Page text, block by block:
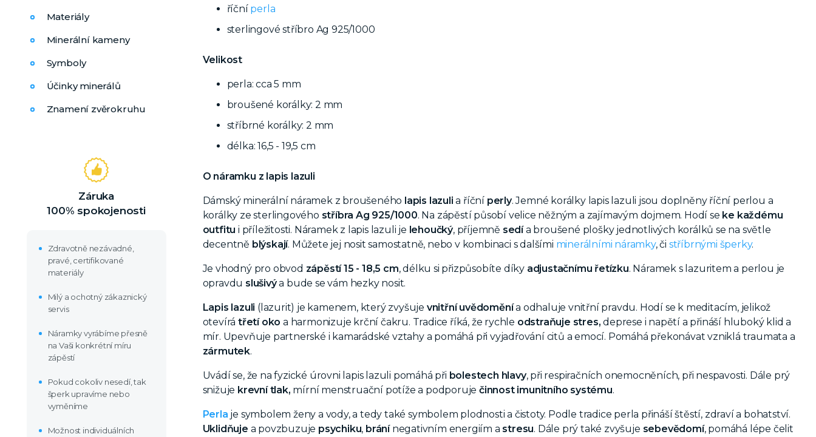
Materiály
Minerální kameny
Symboly
Účinky minerálů
Znamení zvěrokruhu
Záruka
100% spokojenosti
Zdravotně nezávadné,
pravé, certifikované
materiály
Milý a ochotný zákaznický
servis
Náramky vyrábíme přesně
na Vaši konkrétní míru
zápěstí
Pokud cokoliv nesedí, tak
šperk upravíme nebo
vyměníme
Možnost individuálních
říční perla
sterlingové stříbro Ag 925/1000
Velikost
perla: cca 5 mm
broušené korálky: 2 mm
stříbrné korálky: 2 mm
délka: 16,5 - 19,5 cm
O náramku z lapis lazuli
Dámský minerální náramek z broušeného lapis lazulia říční perly. Jemné korálky lapis lazuli jsou doplněny říční perlou a
korálky ze sterlingového stříbra Ag 925/1000. Na zápěstí působí velice něžným a zajímavým dojmem. Hodí se ke každému
outfitu i příležitosti. Náramek z lapis lazuli je lehoučký, příjemně sedía broušené plošky jednotlivých korálků se na světle
decentně blýskají. Můžete jej nosit samostatně, nebo v kombinaci s dalšími minerálními náramky, či stříbrnými šperky.
Je vhodný pro obvod zápěstí 15 - 18,5 cm, délku si přizpůsobíte díky adjustačnímu řetízku. Náramek s lazuritem a perlou je
opravdu slušivýa bude se vám hezky nosit.
Lapis lazuli (lazurit) je kamenem, který zvyšuje vnitřní uvědoměnía odhaluje vnitřní pravdu. Hodí se k meditacím, jelikož
otevírátřetí okoa harmonizuje krční čakru. Tradice říká, že rychle odstraňuje stres,deprese i napětí a přináší hluboký klid a
mír. Upevňuje partnerské i kamarádské vztahy a pomáhá při vyjadřování citů a emocí. Pomáhá překonávat vzniklá traumata a
zármutek.
Uvádí se, že na fyzické úrovni lapis lazuli pomáhá při bolestech hlavy, při respiračních onemocněních, při nespavosti. Dále prý
snižuje krevní tlak, mírní menstruační potíže a podporuječinnost imunitního systému.
Perla je symbolem ženy a vody, a tedy také symbolem plodnosti a čistoty. Podle tradice perla přináší štěstí, zdraví a bohatství.
Uklidňuje a povzbuzuje psychiku, bránínegativním energiím a stresu. Dále prý také zvyšuje sebevědomí, pomáhá lépe čelit